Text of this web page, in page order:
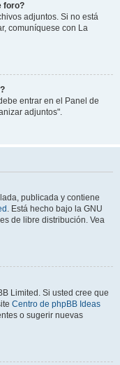
foro?
adjuntos. Si no está
comuníquese con La
entrar en el Panel de
adjuntos".
publicada y contiene
. Está hecho bajo la GNU
de libre distribución. Vea
Limited. Si usted cree que
Centro de phpBB Ideas
o sugerir nuevas